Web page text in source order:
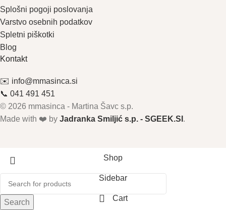
Splošni pogoji poslovanja
Varstvo osebnih podatkov
Spletni piškotki
Blog
Kontakt
✉️ info@mmasinca.si
📞 041 491 451
© 2026 mmasinca - Martina Šavc s.p.
Made with ❤️ by Jadranka Smiljić s.p. - SGEEK.SI .
Search
Shop
Sidebar
Cart